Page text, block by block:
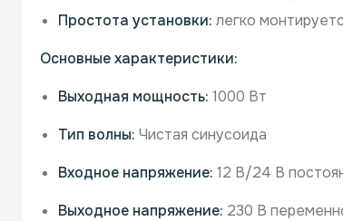
Простота установки: легко
Основные характеристики:
Выходная мощность: 1000 Вт
Тип волны: Чистая синусоида
Входное напряжение: 12 В/24 В
Выходное напряжение: 230 В